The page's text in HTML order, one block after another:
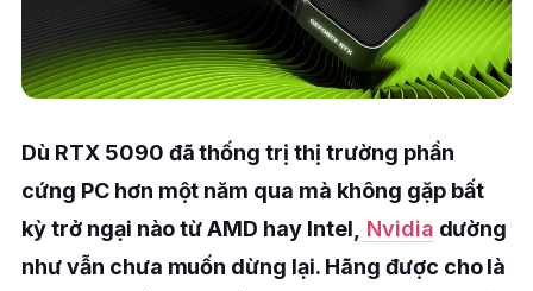
Dù RTX 5090 đã thống trị thị trường phần
cứng PC hơn một năm qua mà không gặp bất
kỳ trở ngại nào từ AMD hay Intel,
Nvidia dường
như vẫn chưa muốn dừng lại. Hãng được cho là